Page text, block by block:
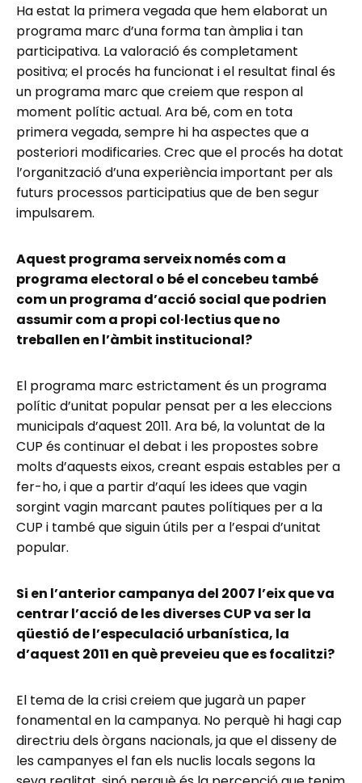
Ha estat la primera vegada que hem elaborat un
programa marc d’una forma tan àmplia i tan
participativa. La valoració és completament
positiva; el procés ha funcionat i el resultat final és
un programa marc que creiem que respon al
moment polític actual. Ara bé, com en tota
primera vegada, sempre hi ha aspectes que a
posteriori modificaries. Crec que el procés ha dotat
l’organització d’una experiència important per als
futurs processos participatius que de ben segur
impulsarem.
Aquest programa serveix només com a
programa electoral o bé el concebeu també
com un programa d’acció social que podrien
assumir com a propi col·lectius que no
treballen en l’àmbit institucional?
El programa marc estrictament és un programa
polític d’unitat popular pensat per a les eleccions
municipals d’aquest 2011. Ara bé, la voluntat de la
CUP és continuar el debat i les propostes sobre
molts d’aquests eixos, creant espais estables per a
fer-ho, i que a partir d’aquí les idees que vagin
sorgint vagin marcant pautes polítiques per a la
CUP i també que siguin útils per a l’espai d’unitat
popular.
Si en l’anterior campanya del 2007 l’eix que va
centrar l’acció de les diverses CUP va ser la
qüestió de l’especulació urbanística, la
d’aquest 2011 en què preveieu que es focalitzi?
El tema de la crisi creiem que jugarà un paper
fonamental en la campanya. No perquè hi hagi cap
directriu dels òrgans nacionals, ja que el disseny de
les campanyes el fan els nuclis locals segons la